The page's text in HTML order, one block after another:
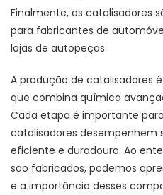
Finalmente, os catalisadores
para fabricantes de
lojas de autopeças.
A produção de catalisadores
que combina química
Cada etapa é importante
catalisadores desempenhem
eficiente e duradoura. Ao
são fabricados, podemos
e a importância desses